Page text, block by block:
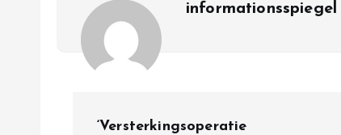
informationsspiegel
‘Versterkingsoperatie